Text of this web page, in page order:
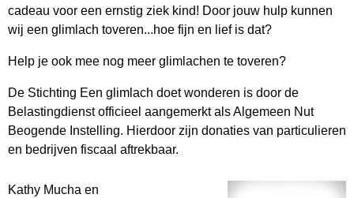
cadeau voor een ernstig ziek kind! Door jouw hulp kunnen
wij een glimlach toveren...hoe fijn en lief is dat?
Help je ook mee nog meer glimlachen te toveren?
De Stichting Een glimlach doet wonderen is door de
Belastingdienst officieel aangemerkt als Algemeen Nut
Beogende Instelling. Hierdoor zijn donaties van particulieren
en bedrijven fiscaal aftrekbaar.
Kathy Mucha en